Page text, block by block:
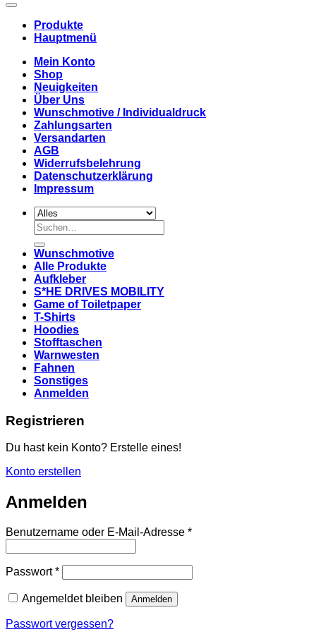
Produkte
Hauptmenü
Mein Konto
Shop
Neuigkeiten
Über Uns
Wunschmotive / Individualdruck
Zahlungsarten
Versandarten
AGB
Widerrufsbelehrung
Datenschutzerklärung
Impressum
Suchen
nach:
Wunschmotive
Alle Produkte
Aufkleber
S*HE DRIVES MOBILITY
Game of Toiletpaper
T-Shirts
Hoodies
Stofftaschen
Warnwesten
Fahnen
Sonstiges
Anmelden
Registrieren
Du hast kein Konto? Erstelle eines!
Konto erstellen
Anmelden
Benutzername oder E-Mail-Adresse *Erforderlich
Passwort*Erforderlich
Angemeldet bleiben Anmelden
Passwort vergessen?